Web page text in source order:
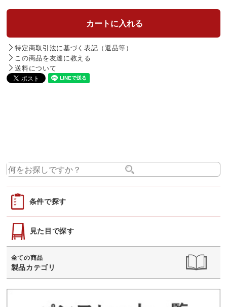
特定商取引法に基づく表記（返品等）
この商品を友達に教える
送料について
条件で探す
見た目で探す
全ての商品
製品カテゴリ